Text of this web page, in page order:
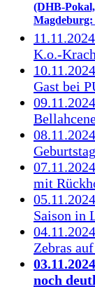
(DHB-
Magdeburg:
K.o.-
Gast bei
mit
Saison in
Zebras
noch